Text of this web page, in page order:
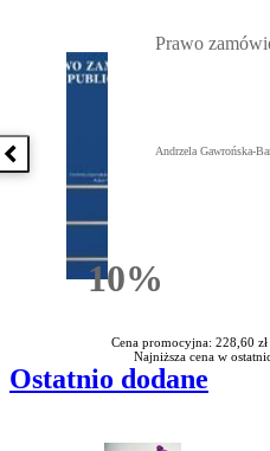
Poprzednia książka
10%Rabatu
Prawo
Andrzela Gawrońska-
Cena promocyjna: 228,60 zł
Najniższa cena w
Ostatnio dodane